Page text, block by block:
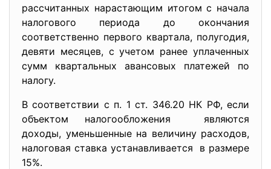
рассчитанных нарастающим итогом с начала
налогового периода до окончания
соответственно первого квартала, полугодия,
девяти месяцев, с учетом ранее уплаченных
сумм квартальных авансовых платежей по
налогу.
В соответствии с п. 1 ст. 346.20 НК РФ, если
объектом налогообложения являются
доходы, уменьшенные на величину расходов,
налоговая ставка устанавливается в размере
15%.